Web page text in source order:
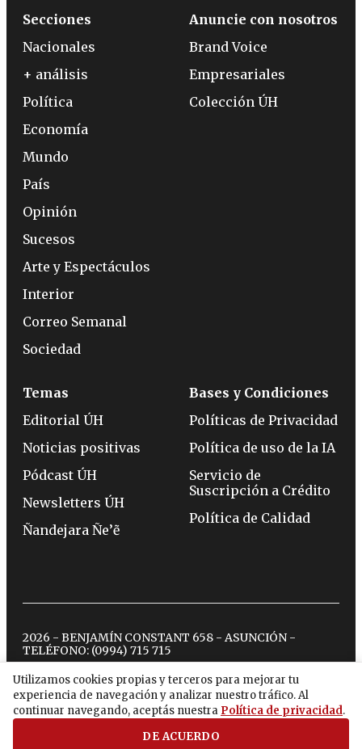
Utilizamos cookies propias y terceros para mejorar tu
experiencia de navegación y analizar nuestro tráfico. Al
continuar navegando, aceptás nuestra Política de privacidad.
DE ACUERDO
Secciones
Nacionales
+ análisis
Política
Economía
Mundo
País
Opinión
Sucesos
Arte y Espectáculos
Interior
Correo Semanal
Sociedad
Anuncie con nosotros
Brand Voice
Empresariales
Colección ÚH
Temas
Editorial ÚH
Noticias positivas
Pódcast ÚH
Newsletters ÚH
Ñandejara Ñe’ẽ
Bases y Condiciones
Políticas de Privacidad
Política de uso de la IA
Servicio de
Suscripción a Crédito
Política de Calidad
2026 - BENJAMÍN CONSTANT 658 - ASUNCIÓN -
TELÉFONO: (0994) 715 715
twitterinstagram
facebook
tiktokyoutubespotify